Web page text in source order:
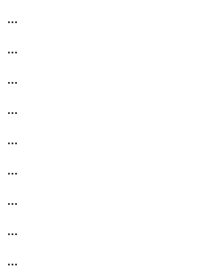
...
...
...
...
...
...
...
...
...